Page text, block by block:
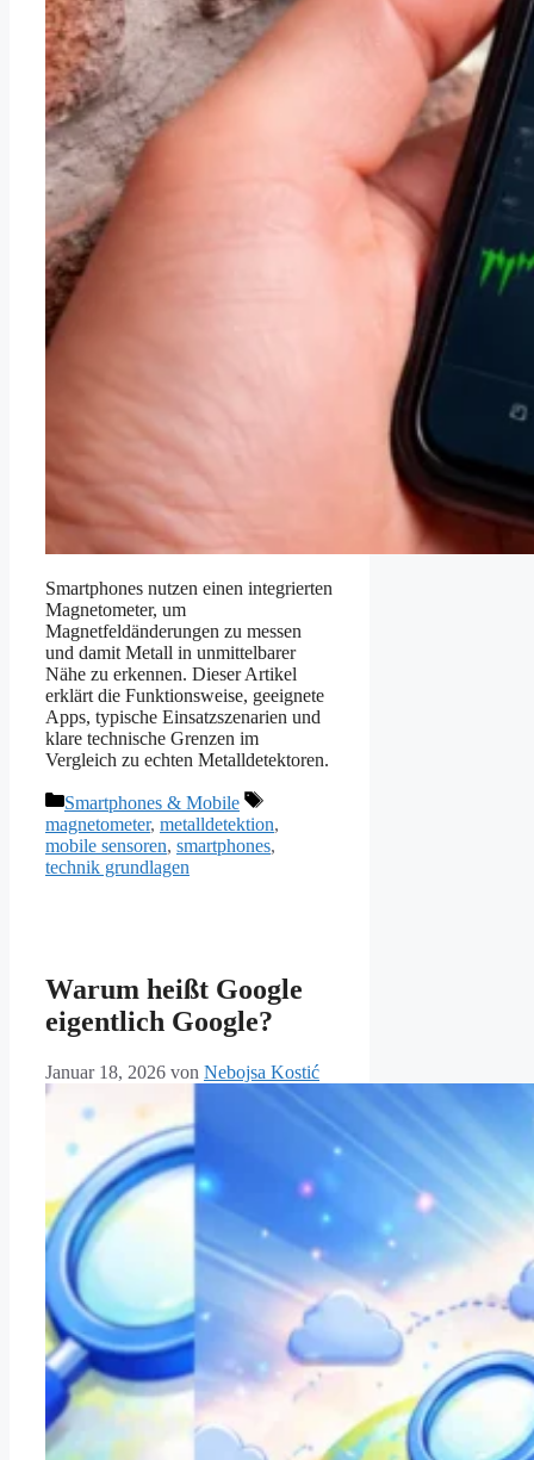
Smartphones nutzen einen integrierten
Magnetometer, um
Magnetfeldänderungen zu messen
und damit Metall in unmittelbarer
Nähe zu erkennen. Dieser Artikel
erklärt die Funktionsweise, geeignete
Apps, typische Einsatzszenarien und
klare technische Grenzen im
Vergleich zu echten Metalldetektoren.
Kategorien
Smartphones & Mobile
Schlagwörter
magnetometer, metalldetektion,
mobile sensoren, smartphones,
technik grundlagen
Warum heißt Google
eigentlich Google?
Januar 18, 2026 von Nebojsa Kostić